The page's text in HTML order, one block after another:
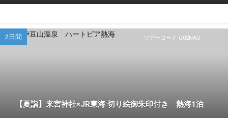
ツアーコード Q02NAU
2日間
【夏詣】来宮神社×JR東海 切り絵御朱印付き 熱海1泊